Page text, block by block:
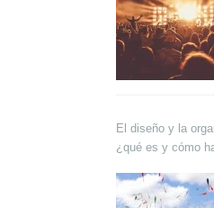
El diseño y la
¿qué es y cómo